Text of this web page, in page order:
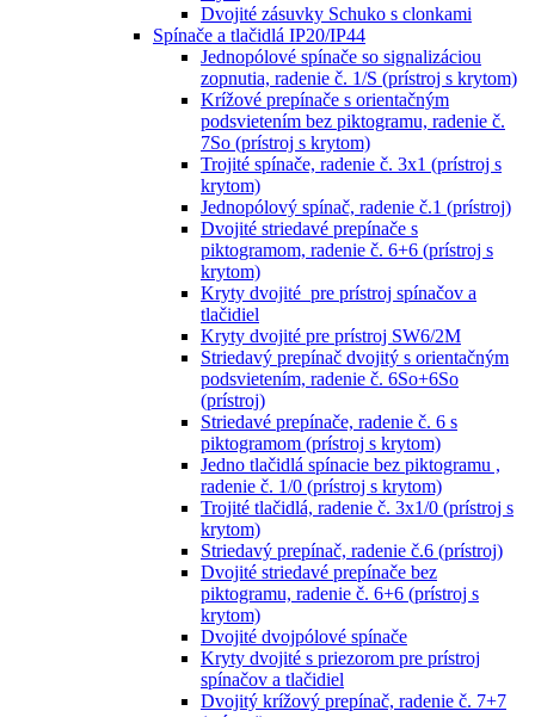
Dvojité zásuvky Schuko s clonkami
Spínače a tlačidlá IP20/IP44
Jednopólové spínače so signalizáciou
zopnutia, radenie č. 1/S (prístroj s krytom)
Krížové prepínače s orientačným
podsvietením bez piktogramu, radenie č.
7So (prístroj s krytom)
Trojité spínače, radenie č. 3x1 (prístroj s
krytom)
Jednopólový spínač, radenie č.1 (prístroj)
Dvojité striedavé prepínače s
piktogramom, radenie č. 6+6 (prístroj s
krytom)
Kryty dvojité pre prístroj spínačov a
tlačidiel
Kryty dvojité pre prístroj SW6/2M
Striedavý prepínač dvojitý s orientačným
podsvietením, radenie č. 6So+6So
(prístroj)
Striedavé prepínače, radenie č. 6 s
piktogramom (prístroj s krytom)
Jedno tlačidlá spínacie bez piktogramu ,
radenie č. 1/0 (prístroj s krytom)
Trojité tlačidlá, radenie č. 3x1/0 (prístroj s
krytom)
Striedavý prepínač, radenie č.6 (prístroj)
Dvojité striedavé prepínače bez
piktogramu, radenie č. 6+6 (prístroj s
krytom)
Dvojité dvojpólové spínače
Kryty dvojité s priezorom pre prístroj
spínačov a tlačidiel
Dvojitý krížový prepínač, radenie č. 7+7